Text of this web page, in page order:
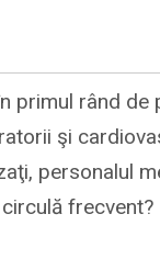
primul rând
şi
personalul
frecvent?